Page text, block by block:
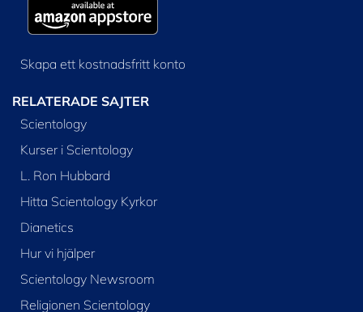
Skapa ett kostnadsfritt konto
RELATERADE SAJTER
Scientology
Kurser i Scientology
L. Ron Hubbard
Hitta Scientology Kyrkor
Dianetics
Hur vi hjälper
Scientology Newsroom
Religionen Scientology